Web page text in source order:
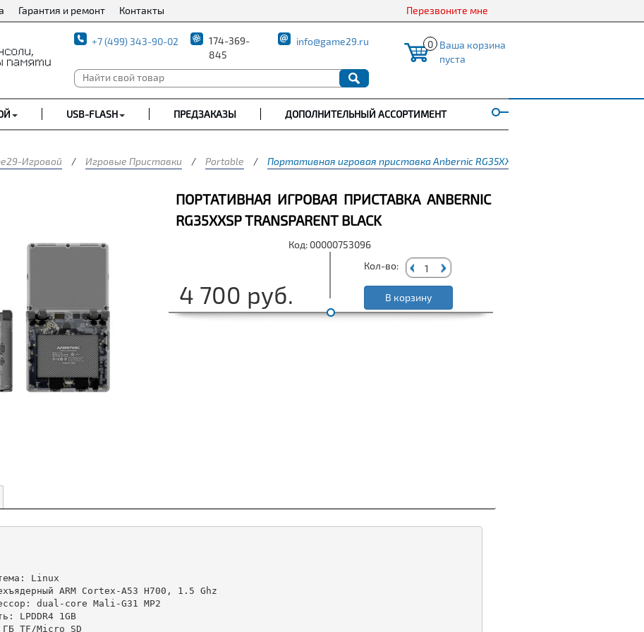
Гарантия и ремонт Контакты Перезвоните мне
+7 (499) 343-90-02
174-369-
845
info@game29.ru 0 Ваша корзина
пуста
USB-FLASH ПРЕДЗАКАЗЫ ДОПОЛНИТЕЛЬНЫЙ АССОРТИМЕНТ
Игровой / Игровые Приставки / Portable / Портативная игровая приставка Anbernic RG35XXSP Transparent Black
ПОРТАТИВНАЯ ИГРОВАЯ ПРИСТАВКА ANBERNIC
RG35XXSP TRANSPARENT BLACK
Код: 00000753096
4 700 руб.
Кол-во:
В корзину